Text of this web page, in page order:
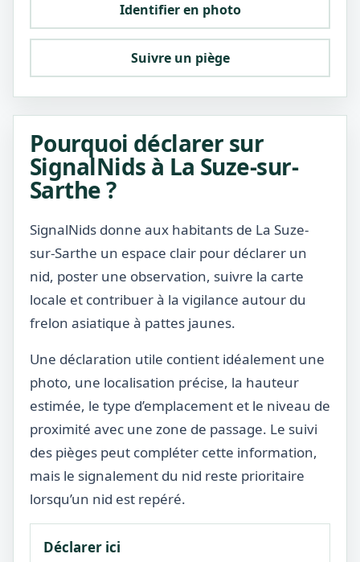
Identifier en photo
Suivre un piège
Pourquoi déclarer sur
SignalNids à La Suze-sur-
Sarthe ?
SignalNids donne aux habitants de La Suze-
sur-Sarthe un espace clair pour déclarer un
nid, poster une observation, suivre la carte
locale et contribuer à la vigilance autour du
frelon asiatique à pattes jaunes.
Une déclaration utile contient idéalement une
photo, une localisation précise, la hauteur
estimée, le type d’emplacement et le niveau de
proximité avec une zone de passage. Le suivi
des pièges peut compléter cette information,
mais le signalement du nid reste prioritaire
lorsqu’un nid est repéré.
Déclarer ici